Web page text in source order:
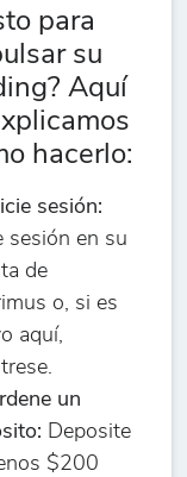
para
su
Aquí
hacerlo:
sesión:
sesión en su
de
o, si es
aquí,
un
Deposite
$200